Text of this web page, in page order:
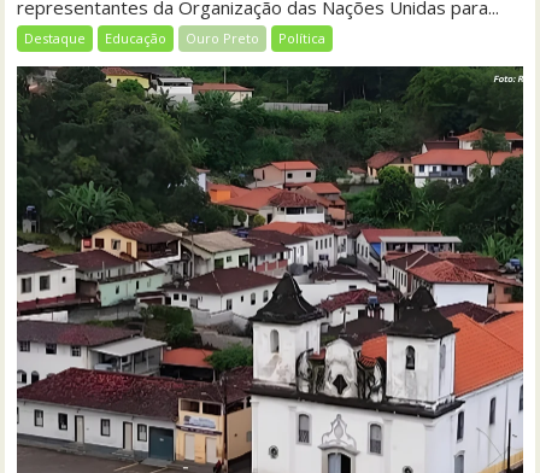
representantes da Organização das Nações Unidas para...
Destaque Educação Ouro Preto Política